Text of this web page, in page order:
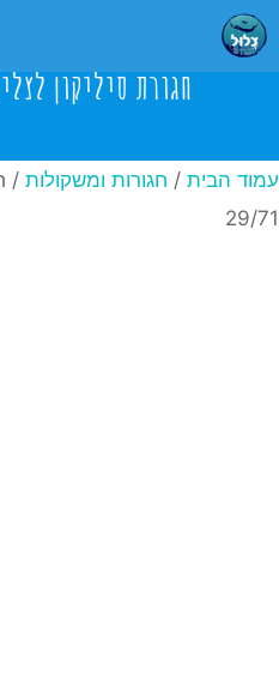
לדלג
לתוכן
חגורת סיליקון
עמוד הבית / חגורות ומשקולות /
29/71